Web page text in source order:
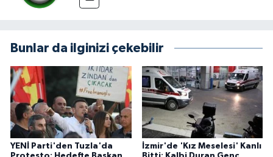
Bunlar da ilginizi çekebilir
YENİ Parti'den Tuzla'da
İzmir'de 'Kız Meselesi' Kanlı